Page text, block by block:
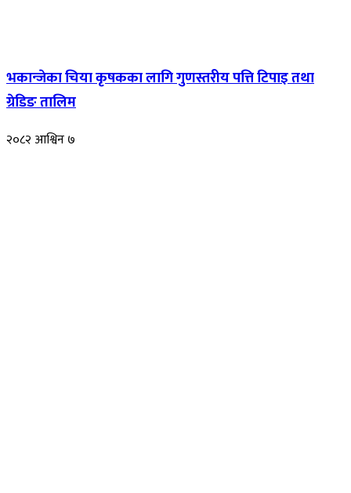
भकान्जेका चिया कृषकका लागि गुणस्तरीय पत्ति टिपाइ तथा
ग्रेडिङ तालिम
२०८२ आश्विन ७